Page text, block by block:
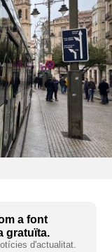
a font
gratuïta.
d'actualitat.